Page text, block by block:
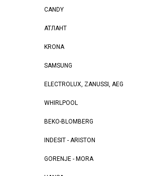
CANDY
АТЛАНТ
KRONA
SAMSUNG
ELECTROLUX, ZANUSSI, AEG
WHIRLPOOL
BEKO-BLOMBERG
INDESIT - ARISTON
GORENJE - MORA